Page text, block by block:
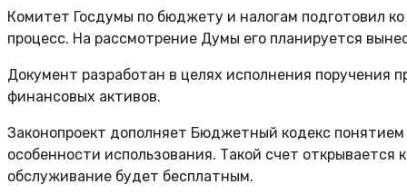
Комитет Госдумы по бюджету и налогам подготовил
процесс. На рассмотрение Думы его планируется
Документ разработан в целях исполнения поручения
финансовых активов.
Законопроект дополняет Бюджетный кодекс понятием
особенности использования. Такой счет
обслуживание будет бесплатным.